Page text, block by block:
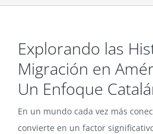
Explorando las
Migración en
Un Enfoque
En un mundo cada vez más
convierte en un factor